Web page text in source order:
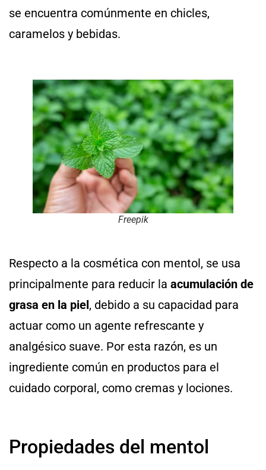
se encuentra comúnmente en chicles,
caramelos y bebidas.
Freepik
Respecto a la cosmética con mentol, se usa
principalmente para reducir la acumulación de
grasa en la piel, debido a su capacidad para
actuar como un agente refrescante y
analgésico suave. Por esta razón, es un
ingrediente común en productos para el
cuidado corporal, como cremas y lociones.
Propiedades del mentol